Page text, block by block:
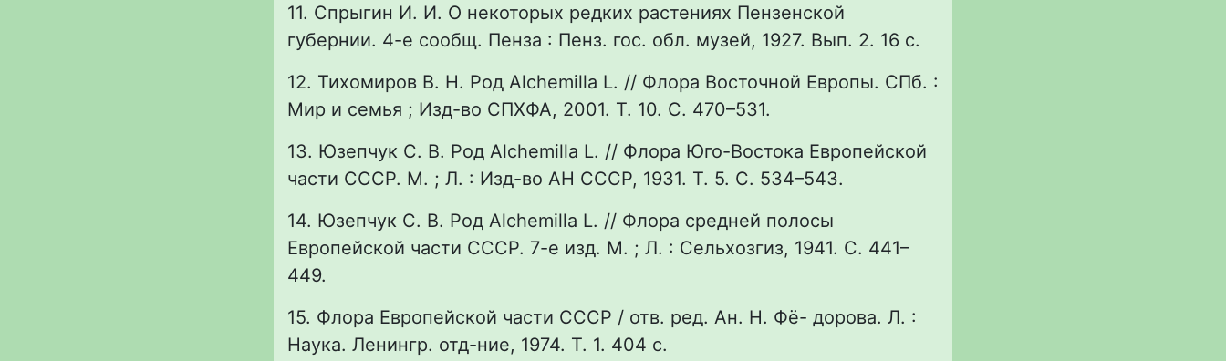
11. Спрыгин И. И. О некоторых редких растениях Пензенской
губернии. 4-е сообщ. Пенза : Пенз. гос. обл. музей, 1927. Вып. 2. 16 с.
12. Тихомиров В. Н. Род Alchemilla L. // Флора Восточной Европы. СПб. :
Мир и семья ; Изд-во СПХФА, 2001. Т. 10. С. 470–531.
13. Юзепчук С. В. Род Alchemilla L. // Флора Юго-Востока Европейской
части СССР. М. ; Л. : Изд-во АН СССР, 1931. Т. 5. С. 534–543.
14. Юзепчук С. В. Род Alchemilla L. // Флора средней полосы
Европейской части СССР. 7-е изд. М. ; Л. : Сельхозгиз, 1941. С. 441–
449.
15. Флора Европейской части СССР / отв. ред. Ан. Н. Фё- дорова. Л. :
Наука. Ленингр. отд-ние, 1974. Т. 1. 404 с.